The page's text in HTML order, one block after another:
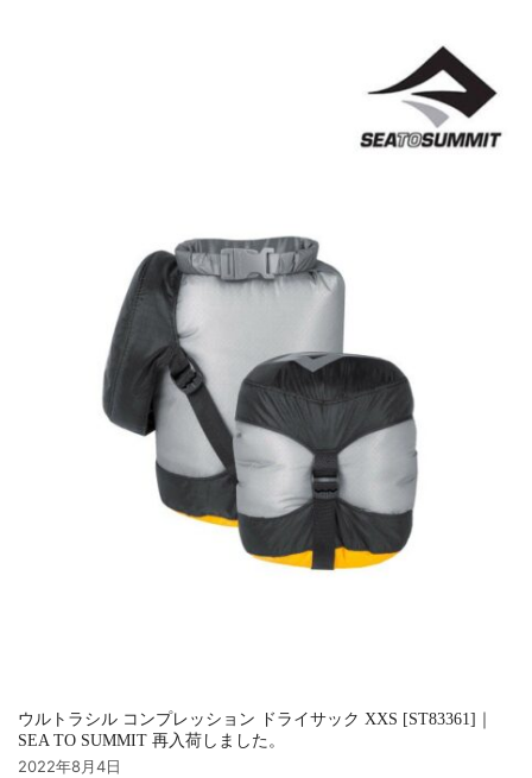
ウルトラシル コンプレッション ドライサック XXS [ST83361]｜
SEA TO SUMMIT 再入荷しました。
2022年8月4日